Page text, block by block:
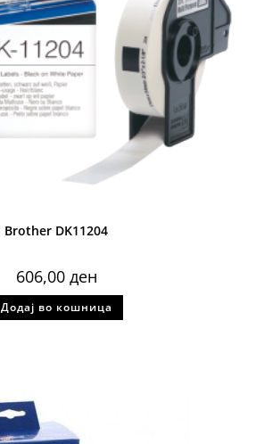
Brother DK11204
606,00 ден
Додај во кошница